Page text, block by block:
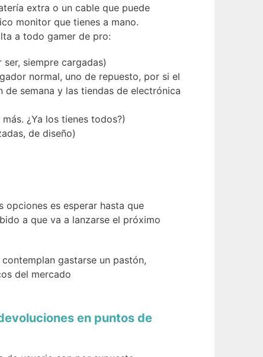
extra o un cable que puede
monitor que tienes a mano.
a todo gamer de pro:
siempre cargadas)
normal, uno de repuesto, por si el
semana y las tiendas de electrónica
¿Ya los tienes todos?)
de diseño)
opciones es esperar hasta que
a que va a lanzarse el próximo
gastarse un pastón,
del mercado
en puntos de